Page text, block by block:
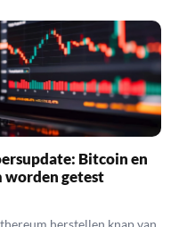
Bitcoin en
worden getest
herstellen knap van